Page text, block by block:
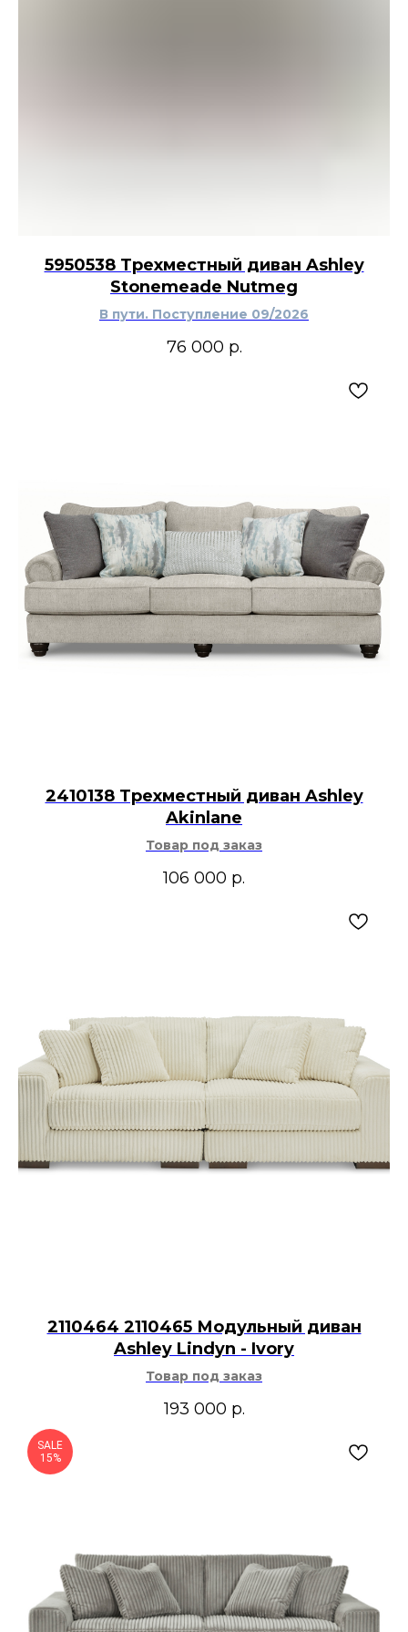
5950538 Трехместный диван Ashley
Stonemeade Nutmeg
В пути. Поступление 09/2026
76 000 р.
2410138 Трехместный диван Ashley
Akinlane
Товар под заказ
106 000 р.
2110464 2110465 Модульный диван
Ashley Lindyn - Ivory
Товар под заказ
193 000 р.
SALE
15%